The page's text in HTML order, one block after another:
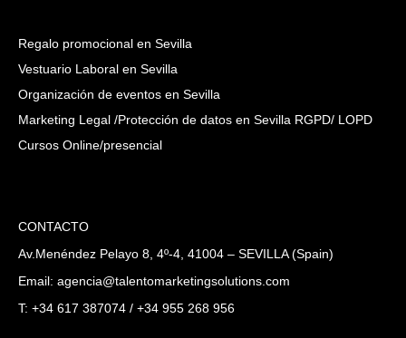
Regalo promocional en Sevilla
Vestuario Laboral en Sevilla
Organización de eventos en Sevilla
Marketing Legal /Protección de datos en Sevilla RGPD/ LOPD
Cursos Online/presencial
CONTACTO
Av.Menéndez Pelayo 8, 4º-4, 41004 – SEVILLA (Spain)
Email: agencia@talentomarketingsolutions.com
T: +34 617 387074 / +34 955 268 956